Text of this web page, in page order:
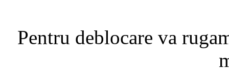
Pentru deblocare va